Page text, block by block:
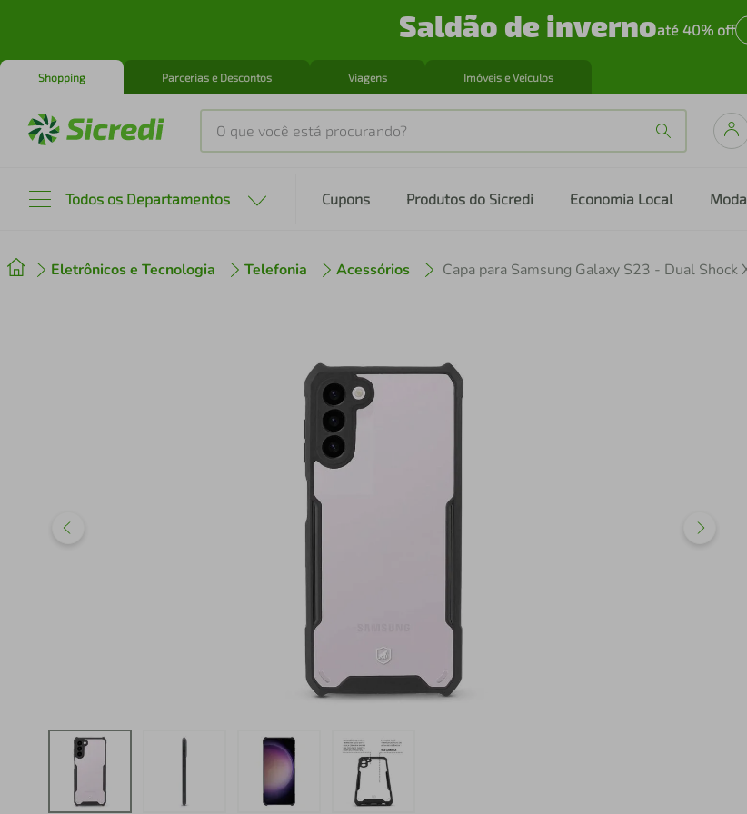
Saldão de invernoaté 40% off
Shopping Parcerias e Descontos Viagens Imóveis e Veículos
O que você está procurando?
Todos os Departamentos Cupons Produtos do Sicredi Economia Local Moda
Eletrônicos e Tecnologia Telefonia Acessórios
2º cafeteira